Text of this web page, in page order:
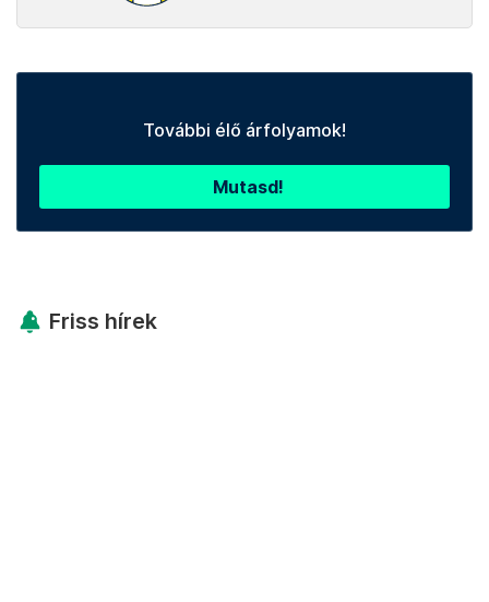
További élő árfolyamok!
Mutasd!
Friss hírek